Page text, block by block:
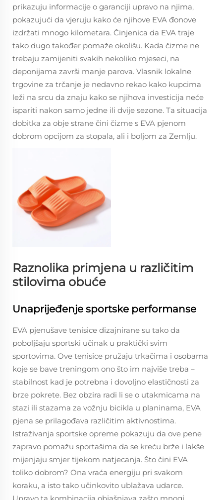
prikazuju informacije o garanciji upravo na njima,
pokazujući da vjeruju kako će njihove EVA đonove
izdržati mnogo kilometara. Činjenica da EVA traje
tako dugo također pomaže okolišu. Kada čizme ne
trebaju zamijeniti svakih nekoliko mjeseci, na
deponijama završi manje parova. Vlasnik lokalne
trgovine za trčanje je nedavno rekao kako kupcima
leži na srcu da znaju kako se njihova investicija neće
ispariti nakon samo jedne ili dvije sezone. Ta situacija
dobitka za obje strane čini čizme s EVA pjenom
dobrom opcijom za stopala, ali i boljom za Zemlju.
Raznolika primjena u različitim
stilovima obuće
Unaprijeđenje sportske performanse
EVA pjenušave tenisice dizajnirane su tako da
poboljšaju sportski učinak u praktički svim
sportovima. Ove tenisice pružaju trkačima i osobama
koje se bave treningom ono što im najviše treba –
stabilnost kad je potrebna i dovoljno elastičnosti za
brze pokrete. Bez obzira radi li se o utakmicama na
stazi ili stazama za vožnju bicikla u planinama, EVA
pjena se prilagođava različitim aktivnostima.
Istraživanja sportske opreme pokazuju da ove pene
zapravo pomažu sportašima da se kreću brže i lakše
mijenjaju smjer tijekom natjecanja. Što čini EVA
toliko dobrom? Ona vraća energiju pri svakom
koraku, a isto tako učinkovito ublažava udarce.